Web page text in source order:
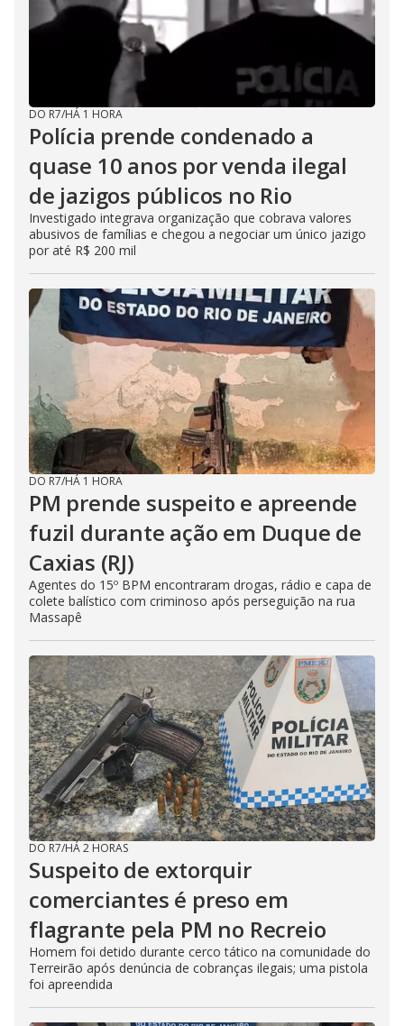
DO R7/HÁ 1 HORA
Polícia prende condenado a
quase 10 anos por venda ilegal
de jazigos públicos no Rio
Investigado integrava organização que cobrava valores
abusivos de famílias e chegou a negociar um único jazigo
por até R$ 200 mil
DO R7/HÁ 1 HORA
PM prende suspeito e apreende
fuzil durante ação em Duque de
Caxias (RJ)
Agentes do 15º BPM encontraram drogas, rádio e capa de
colete balístico com criminoso após perseguição na rua
Massapê
DO R7/HÁ 2 HORAS
Suspeito de extorquir
comerciantes é preso em
flagrante pela PM no Recreio
Homem foi detido durante cerco tático na comunidade do
Terreirão após denúncia de cobranças ilegais; uma pistola
foi apreendida